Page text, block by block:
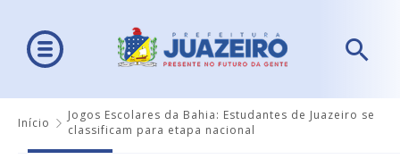
Início
Jogos Escolares da Bahia: Estudantes de Juazeiro se
classificam para etapa nacional